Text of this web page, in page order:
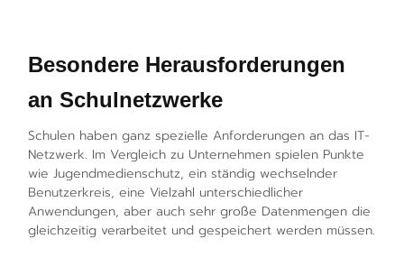
Besondere Herausforderungen
an Schulnetzwerke
Schulen haben ganz spezielle Anforderungen an das IT-
Netzwerk. Im Vergleich zu Unternehmen spielen Punkte
wie Jugendmedienschutz, ein ständig wechselnder
Benutzerkreis, eine Vielzahl unterschiedlicher
Anwendungen, aber auch sehr große Datenmengen die
gleichzeitig verarbeitet und gespeichert werden müssen.